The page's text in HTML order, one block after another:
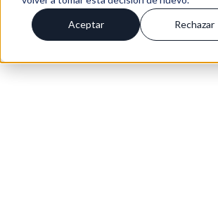
Aceptar Rechazar